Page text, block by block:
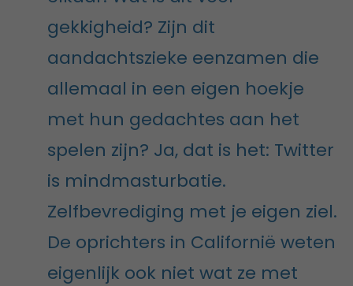
gekkigheid? Zijn dit
aandachtszieke eenzamen die
allemaal in een eigen hoekje
met hun gedachtes aan het
spelen zijn? Ja, dat is het: Twitter
is mindmasturbatie.
Zelfbevrediging met je eigen ziel.
De oprichters in Californië weten
eigenlijk ook niet wat ze met